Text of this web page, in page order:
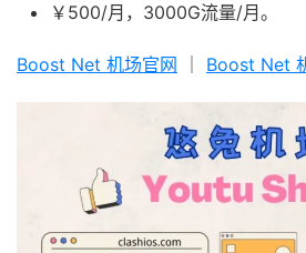
￥500/月，3000G流量/月。
Boost Net 机场官网 Boost Net